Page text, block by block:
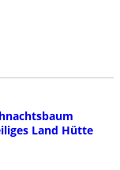
Land Hütte